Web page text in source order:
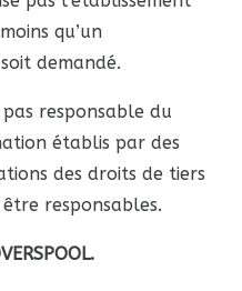
qu’un
demandé.
pas responsable du
établis par des
des droits de tiers
responsables.